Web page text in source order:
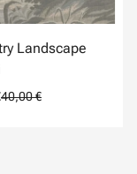
Landscape
40,00 €